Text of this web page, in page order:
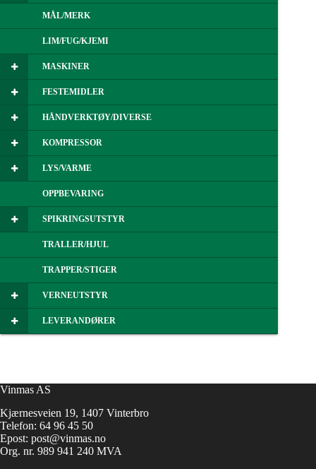
MÅL/MERK
LIM/FUG/KJEMI
MASKINER
FESTEMIDLER
HÅNDVERKTØY/DIVERSE
KOMPRESSOR
LYS/VARME
OPPBEVARING
SPIKRINGSUTSTYR
TRALLER/HJUL
TRAPPER/STIGER
VERNEUTSTYR
LEVERANDØRER
Vinmas AS
Kjærnesveien 19, 1407 Vinterbro
Telefon: 64 96 45 50
Epost: post@vinmas.no
Org. nr. 989 941 240 MVA